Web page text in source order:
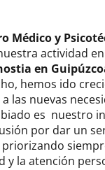
Médico y
actividad
en
hemos ido
las nuevas
es nuestro
por dar un
priorizando
y la atención